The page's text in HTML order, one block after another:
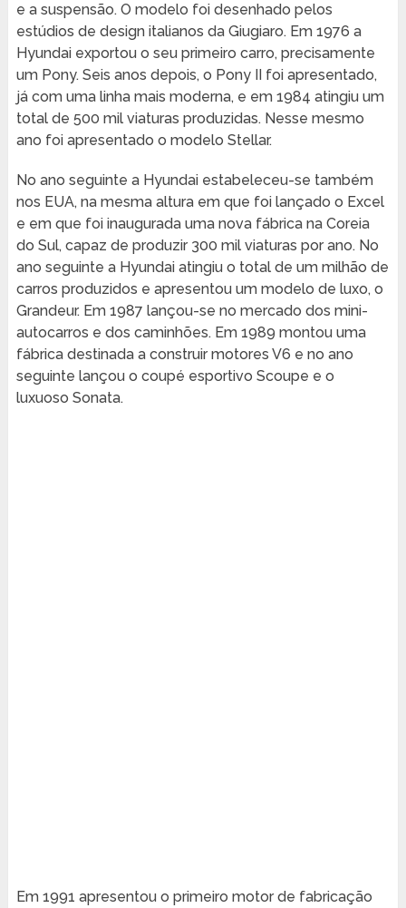
e a suspensão. O modelo foi desenhado pelos
estúdios de design italianos da Giugiaro. Em 1976 a
Hyundai exportou o seu primeiro carro, precisamente
um Pony. Seis anos depois, o Pony II foi apresentado,
já com uma linha mais moderna, e em 1984 atingiu um
total de 500 mil viaturas produzidas. Nesse mesmo
ano foi apresentado o modelo Stellar.
No ano seguinte a Hyundai estabeleceu-se também
nos EUA, na mesma altura em que foi lançado o Excel
e em que foi inaugurada uma nova fábrica na Coreia
do Sul, capaz de produzir 300 mil viaturas por ano. No
ano seguinte a Hyundai atingiu o total de um milhão de
carros produzidos e apresentou um modelo de luxo, o
Grandeur. Em 1987 lançou-se no mercado dos mini-
autocarros e dos caminhões. Em 1989 montou uma
fábrica destinada a construir motores V6 e no ano
seguinte lançou o coupé esportivo Scoupe e o
luxuoso Sonata.
Em 1991 apresentou o primeiro motor de fabricação